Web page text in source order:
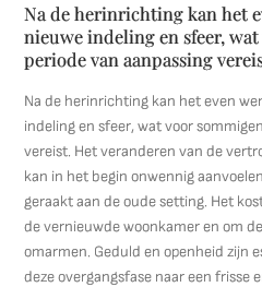
Na de herinrichting kan het
nieuwe indeling en sfeer,
periode van aanpassing
Na de herinrichting kan het even
indeling en sfeer, wat voor
vereist. Het veranderen van de
kan in het begin onwennig
geraakt aan de oude setting. Het
de vernieuwde woonkamer en om
omarmen. Geduld en openheid zijn
deze overgangsfase naar een frisse